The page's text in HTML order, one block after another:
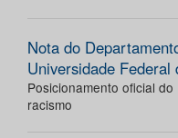
Nota do
Universidade Federal
Posicionamento oficial
racismo